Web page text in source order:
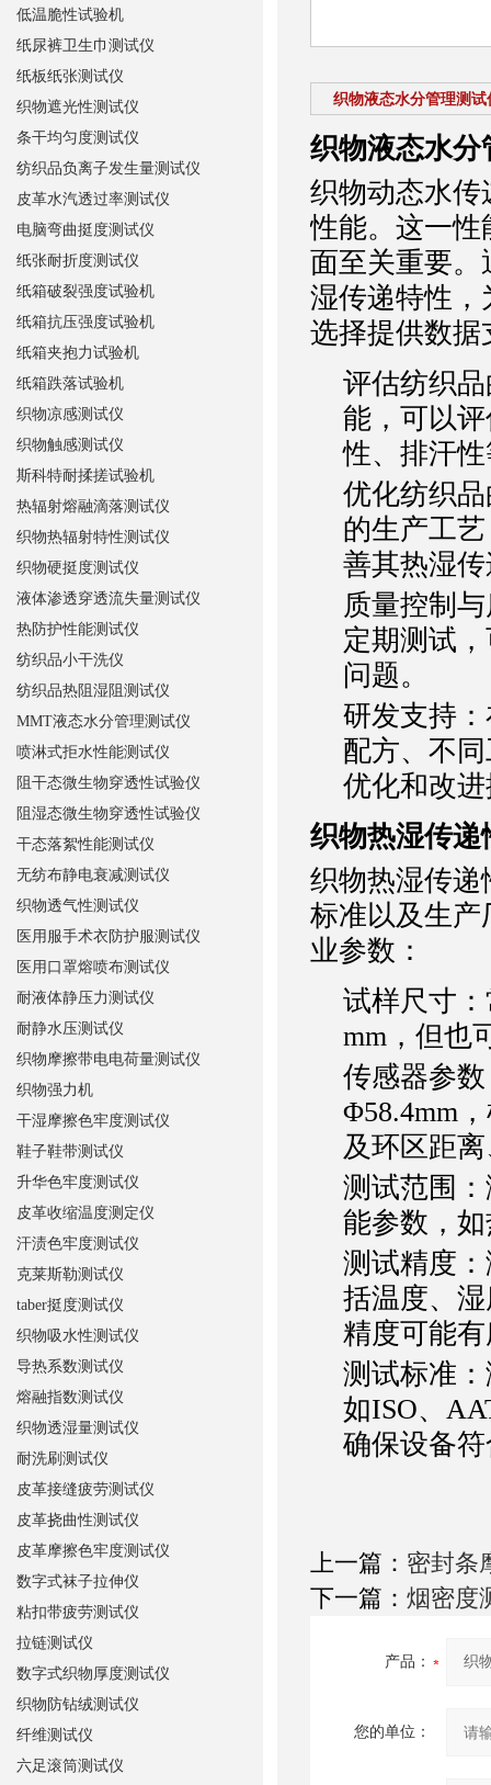
织物液态水分管理测试
织物液态水分
织物动态水传
性能。这一性
面至关重要。
湿传递特性，
选择提供数据
评估纺织
能，可以
性、排汗
优化纺织
的生产工
善其热湿
质量控制
定期测试
问题。
研发支持
配方、不
优化和改
织物热湿传递
织物热湿传递
标准以及生产
业参数：
试样尺寸
mm，但也
传感器参数
Φ58.4mm
及环区距
测试范围
能参数，
测试精度
括温度、
精度可能
测试标准
如ISO、
确保设备
上一篇： 密封条
下一篇： 烟密度
产品：
您的单位：
低温脆性试验机
纸尿裤卫生巾测试仪
纸板纸张测试仪
织物遮光性测试仪
条干均匀度测试仪
纺织品负离子发生量测试仪
皮革水汽透过率测试仪
电脑弯曲挺度测试仪
纸张耐折度测试仪
纸箱破裂强度试验机
纸箱抗压强度试验机
纸箱夹抱力试验机
纸箱跌落试验机
织物凉感测试仪
织物触感测试仪
斯科特耐揉搓试验机
热辐射熔融滴落测试仪
织物热辐射特性测试仪
织物硬挺度测试仪
液体渗透穿透流失量测试仪
热防护性能测试仪
纺织品小干洗仪
纺织品热阻湿阻测试仪
MMT液态水分管理测试仪
喷淋式拒水性能测试仪
阻干态微生物穿透性试验仪
阻湿态微生物穿透性试验仪
干态落絮性能测试仪
无纺布静电衰减测试仪
织物透气性测试仪
医用服手术衣防护服测试仪
医用口罩熔喷布测试仪
耐液体静压力测试仪
耐静水压测试仪
织物摩擦带电电荷量测试仪
织物强力机
干湿摩擦色牢度测试仪
鞋子鞋带测试仪
升华色牢度测试仪
皮革收缩温度测定仪
汗渍色牢度测试仪
克莱斯勒测试仪
taber挺度测试仪
织物吸水性测试仪
导热系数测试仪
熔融指数测试仪
织物透湿量测试仪
耐洗刷测试仪
皮革接缝疲劳测试仪
皮革挠曲性测试仪
皮革摩擦色牢度测试仪
数字式袜子拉伸仪
粘扣带疲劳测试仪
拉链测试仪
数字式织物厚度测试仪
织物防钻绒测试仪
纤维测试仪
六足滚筒测试仪